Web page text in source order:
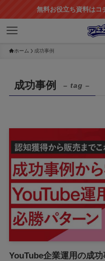
無料お役立ち資料はコチ
ホーム 成功事例
成功事例 – tag –
YouTube企業運用の成